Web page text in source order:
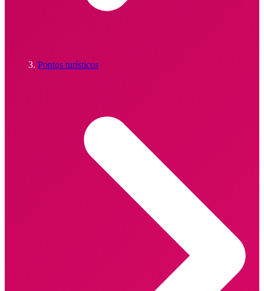
Pontos turísticos